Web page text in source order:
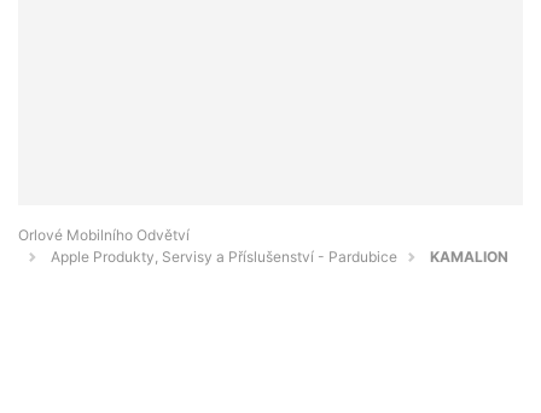
Orlové Mobilního Odvětví
Apple Produkty, Servisy a Příslušenství - Pardubice
KAMALION